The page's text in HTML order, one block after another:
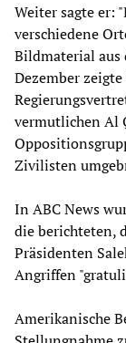
Weiter sagte er:
verschiedene
Bildmaterial aus
Dezember
vermutlichen Al
Zivilisten
In ABC News
die berichteten,
Präsidenten
Angriffen
Amerikanische